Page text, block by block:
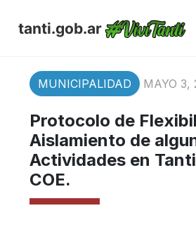
tanti.gob.ar
MUNICIPALIDAD MAYO 3,
Protocolo de
Aislamiento de
Actividades en
COE.